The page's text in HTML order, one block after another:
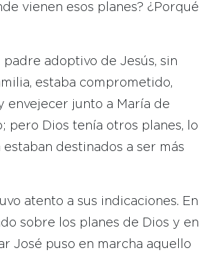
vienen esos planes? ¿Porqué
adoptivo de Jesús, sin
estaba comprometido,
envejecer junto a María de
pero Dios tenía otros planes, lo
destinados a ser más
atento a sus indicaciones. En
sobre los planes de Dios y en
José puso en marcha aquello